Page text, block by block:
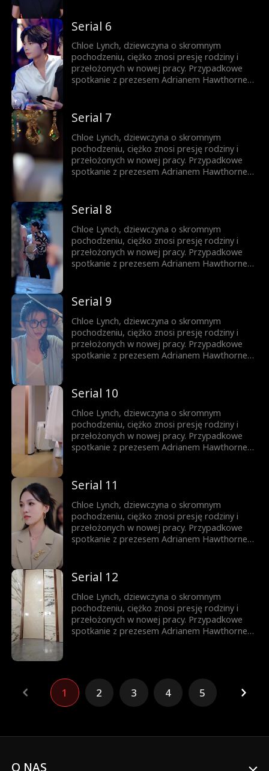
trojaczków Chloe znajduje w Adrianie
sojusznika, który wspiera ją w pokonywaniu
zawodowych i życiowych przeszkód na drodze
do szczęścia.
Serial 6
Chloe Lynch, dziewczyna o skromnym
pochodzeniu, ciężko znosi presję rodziny i
przełożonych w nowej pracy. Przypadkowe
spotkanie z prezesem Adrianem Hawthornem
trojaczków Chloe znajduje w Adrianie
sojusznika, który wspiera ją w pokonywaniu
zawodowych i życiowych przeszkód na drodze
do szczęścia.
Serial 7
Chloe Lynch, dziewczyna o skromnym
pochodzeniu, ciężko znosi presję rodziny i
przełożonych w nowej pracy. Przypadkowe
spotkanie z prezesem Adrianem Hawthornem
trojaczków Chloe znajduje w Adrianie
sojusznika, który wspiera ją w pokonywaniu
zawodowych i życiowych przeszkód na drodze
do szczęścia.
Serial 8
Chloe Lynch, dziewczyna o skromnym
pochodzeniu, ciężko znosi presję rodziny i
przełożonych w nowej pracy. Przypadkowe
spotkanie z prezesem Adrianem Hawthornem
trojaczków Chloe znajduje w Adrianie
sojusznika, który wspiera ją w pokonywaniu
zawodowych i życiowych przeszkód na drodze
do szczęścia.
Serial 9
Chloe Lynch, dziewczyna o skromnym
pochodzeniu, ciężko znosi presję rodziny i
przełożonych w nowej pracy. Przypadkowe
spotkanie z prezesem Adrianem Hawthornem
trojaczków Chloe znajduje w Adrianie
sojusznika, który wspiera ją w pokonywaniu
zawodowych i życiowych przeszkód na drodze
do szczęścia.
Serial 10
Chloe Lynch, dziewczyna o skromnym
pochodzeniu, ciężko znosi presję rodziny i
przełożonych w nowej pracy. Przypadkowe
spotkanie z prezesem Adrianem Hawthornem
trojaczków Chloe znajduje w Adrianie
sojusznika, który wspiera ją w pokonywaniu
zawodowych i życiowych przeszkód na drodze
do szczęścia.
Serial 11
Chloe Lynch, dziewczyna o skromnym
pochodzeniu, ciężko znosi presję rodziny i
przełożonych w nowej pracy. Przypadkowe
spotkanie z prezesem Adrianem Hawthornem
trojaczków Chloe znajduje w Adrianie
sojusznika, który wspiera ją w pokonywaniu
zawodowych i życiowych przeszkód na drodze
do szczęścia.
Serial 12
Chloe Lynch, dziewczyna o skromnym
pochodzeniu, ciężko znosi presję rodziny i
przełożonych w nowej pracy. Przypadkowe
spotkanie z prezesem Adrianem Hawthornem
sojusznika, który wspiera ją w pokonywaniu
zawodowych i życiowych przeszkód na drodze
do szczęścia.
1 2 3 4 5
O NAS